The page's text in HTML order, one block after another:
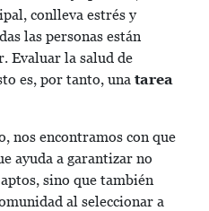
conlleva estrés y
las personas están
Evaluar la salud de
es, por tanto, una tarea
nos encontramos con que
ayuda a garantizar no
sino que también
al seleccionar a